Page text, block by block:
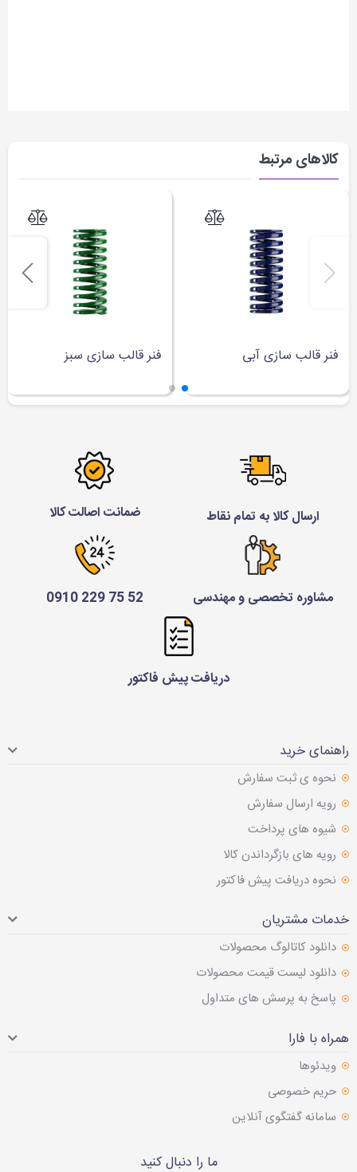
کالاهای مرتبط
فنر قالب سازی آبی فنر قالب سازی سبز
ارسال کالا به تمام نقاط ضمانت اصالت کالا
مشاوره تخصصی و مهندسی 52 75 229 0910
دریافت پیش فاکتور
راهنمای خرید
نحوه ی ثبت سفارش
رویه ارسال سفارش
شیوه های پرداخت
رویه های بازگرداندن کالا
نحوه دریافت پیش فاکتور
خدمات مشتریان
دانلود کاتالوگ محصولات
دانلود لیست قیمت محصولات
پاسخ به پرسش های متداول
همراه با فارا
ویدئوها
حریم خصوصی
سامانه گفتگوی آنلاین
ما را دنبال کنید